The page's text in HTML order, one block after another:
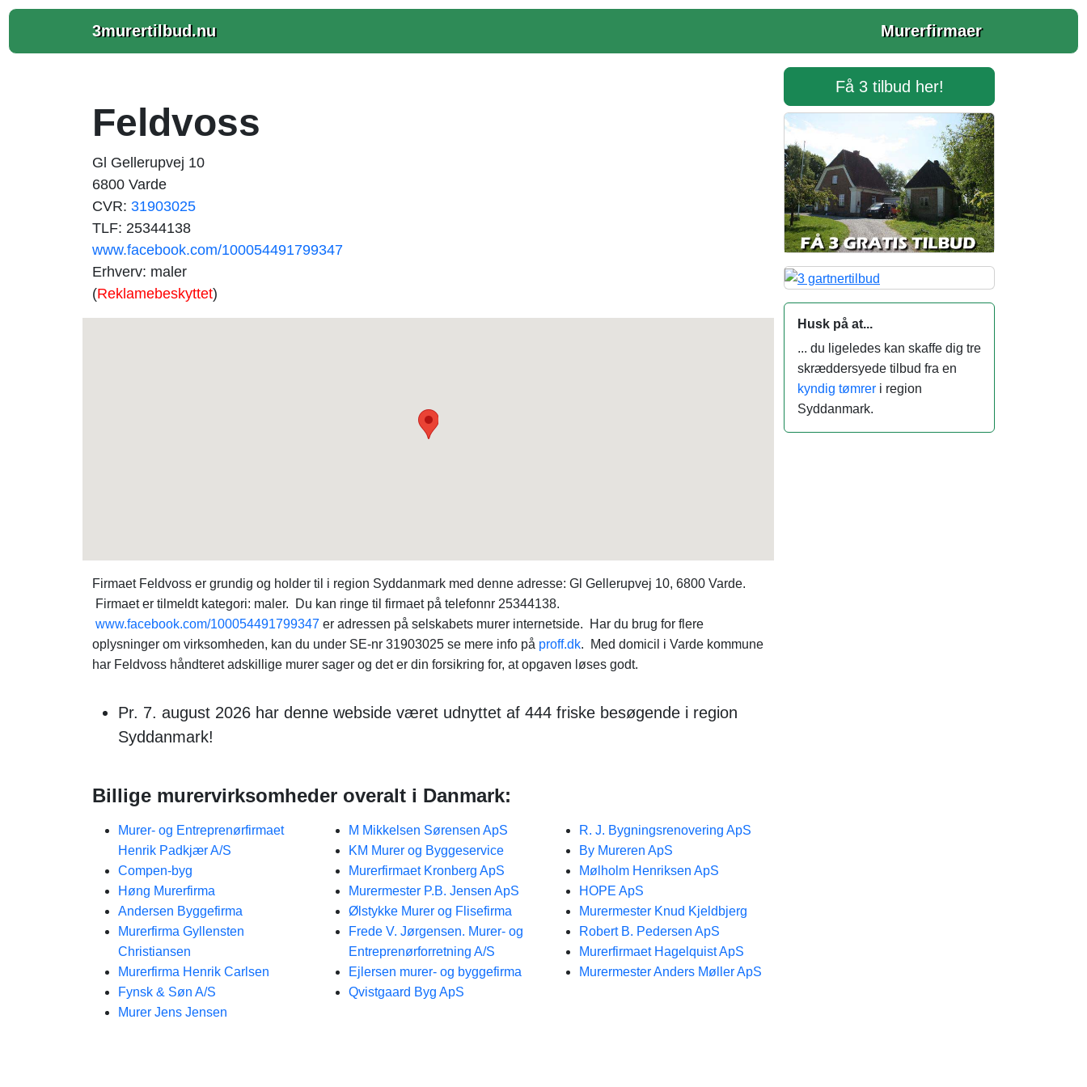
3murertilbud.nu Murerfirmaer
Feldvoss
Gl Gellerupvej 10
6800 Varde
CVR: 31903025
TLF: 25344138
www.facebook.com/100054491799347
Erhverv: maler
(Reklamebeskyttet)
Firmaet Feldvoss er grundig og holder til i region Syddanmark med denne adresse: Gl Gellerupvej 10, 6800 Varde.
Firmaet er tilmeldt kategori: maler. Du kan ringe til firmaet på telefonnr 25344138.
www.facebook.com/100054491799347 er adressen på selskabets murer internetside. Har du brug for flere
oplysninger om virksomheden, kan du under SE-nr 31903025 se mere info på proff.dk. Med domicil i Varde kommune
har Feldvoss håndteret adskillige murer sager og det er din forsikring for, at opgaven løses godt.
Pr. 7. august 2026 har denne webside været udnyttet af 444 friske besøgende i region
Syddanmark!
Billige murervirksomheder overalt i Danmark:
Murer- og Entreprenørfirmaet
Henrik Padkjær A/S
Compen-byg
Høng Murerfirma
Andersen Byggefirma
Murerfirma Gyllensten
Christiansen​
Murerfirma Henrik Carlsen
Fynsk & Søn A/S
Murer Jens Jensen
M Mikkelsen Sørensen ApS
KM Murer og Byggeservice
Murerfirmaet Kronberg ApS
Murermester P.B. Jensen ApS
Ølstykke Murer og Flisefirma
Frede V. Jørgensen. Murer- og
Entreprenørforretning A/S
Ejlersen murer- og byggefirma
Qvistgaard Byg ApS
R. J. Bygningsrenovering ApS
By Mureren ApS
Mølholm Henriksen ApS
HOPE ApS
Murermester Knud Kjeldbjerg
Robert B. Pedersen ApS
Murerfirmaet Hagelquist ApS
Murermester Anders Møller ApS
Få 3 tilbud her!
Husk på at...
... du ligeledes kan skaffe dig tre
skræddersyede tilbud fra en
kyndig tømrer i region
Syddanmark.